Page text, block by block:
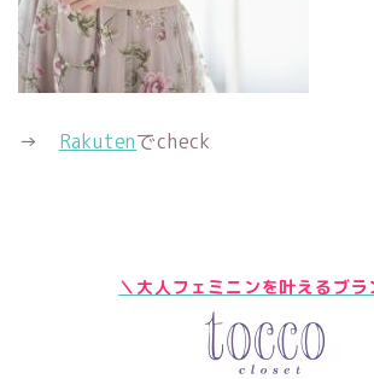
→ Rakutenでcheck
＼大人フェミニンを叶えるブラ